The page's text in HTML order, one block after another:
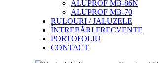
ALUPROF MB-86N
ALUPROF MB-70
RULOURI / JALUZELE
ÎNTREBĂRI FRECVENTE
PORTOFOLIU
CONTACT